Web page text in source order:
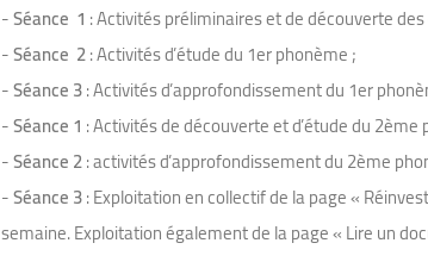
-Séance 1 : Activités préliminaires et de découverte
-Séance 2: Activités d’étude du 1er phonème ;
-Séance 3: Activités d’approfondissement du 1er
-Séance 1 : Activités de découverte et d’étude du 2ème
-Séance 2: activités d’approfondissement du 2ème
-Séance 3: Exploitation en collectif de la page «
semaine. Exploitation également de la page « Lire un